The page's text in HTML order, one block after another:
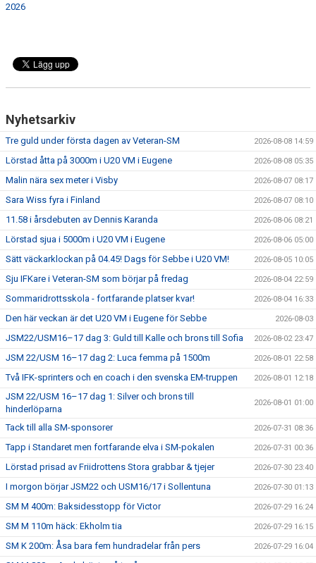
2026
Nyhetsarkiv
Tre guld under första dagen av Veteran-SM 2026-08-08 14:59
Lörstad åtta på 3000m i U20 VM i Eugene 2026-08-08 05:35
Malin nära sex meter i Visby 2026-08-07 08:17
Sara Wiss fyra i Finland 2026-08-07 08:10
11.58 i årsdebuten av Dennis Karanda 2026-08-06 08:21
Lörstad sjua i 5000m i U20 VM i Eugene 2026-08-06 05:00
Sätt väckarklockan på 04.45! Dags för Sebbe i U20 VM! 2026-08-05 10:05
Sju IFKare i Veteran-SM som börjar på fredag 2026-08-04 22:59
Sommaridrottsskola - fortfarande platser kvar! 2026-08-04 16:33
Den här veckan är det U20 VM i Eugene för Sebbe 2026-08-03
JSM22/USM16–17 dag 3: Guld till Kalle och brons till Sofia 2026-08-02 23:47
JSM 22/USM 16–17 dag 2: Luca femma på 1500m 2026-08-01 22:58
Två IFK-sprinters och en coach i den svenska EM-truppen 2026-08-01 12:18
JSM 22/USM 16–17 dag 1: Silver och brons till
hinderlöparna
2026-08-01 01:00
Tack till alla SM-sponsorer 2026-07-31 08:36
Tapp i Standaret men fortfarande elva i SM-pokalen 2026-07-31 00:36
Lörstad prisad av Friidrottens Stora grabbar & tjejer 2026-07-30 23:40
I morgon börjar JSM22 och USM16/17 i Sollentuna 2026-07-30 01:13
SM M 400m: Baksidesstopp för Victor 2026-07-29 16:24
SM M 110m häck: Ekholm tia 2026-07-29 16:15
SM K 200m: Åsa bara fem hundradelar från pers 2026-07-29 16:04